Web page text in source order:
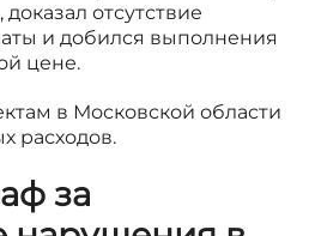
отсутствие
и добился выполнения
цене.
в Московской области
расходов.
за